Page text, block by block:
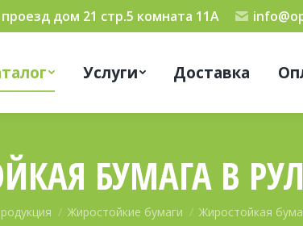
дом 21 стр.5 комната 11А
Услуги Доставка
БУМАГА В
Жиростойкие бумаги Жиростойкая